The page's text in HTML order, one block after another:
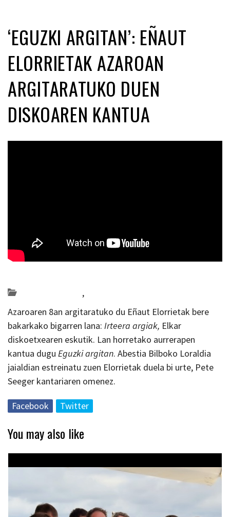
‘EGUZKI ARGITAN’: EÑAUT
ELORRIETAK AZAROAN
ARGITARATUKO DUEN
DISKOAREN KANTUA
,
Azaroaren 8an argitaratuko du Eñaut Elorrietak bere
bakarkako bigarren lana: Irteera argiak, Elkar
diskoetxearen eskutik. Lan horretako aurrerapen
kantua dugu Eguzki argitan. Abestia Bilboko Loraldia
jaialdian estreinatu zuen Elorrietak duela bi urte, Pete
Seeger kantariaren omenez.
Facebook Twitter
You may also like